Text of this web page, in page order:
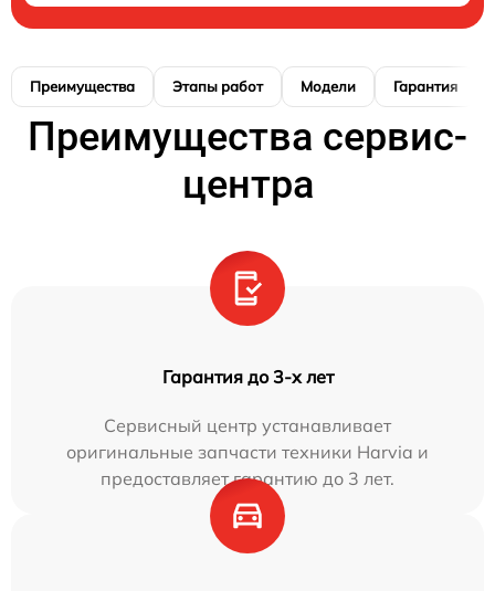
Преимущества Этапы работ Модели Гарантия
Преимущества сервис-
центра
Гарантия до 3-х лет
Сервисный центр устанавливает
оригинальные запчасти техники Harvia и
предоставляет гарантию до 3 лет.